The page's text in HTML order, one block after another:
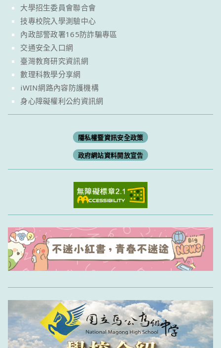
大學招生委員會聯合會
技專校院入學測驗中心
內政部警政署165防詐騙專區
交通安全入口網
臺灣教育研究資訊網
數理科教學分享網
iWIN網路內容防護機構
身心障礙權利公約資訊網
隱私權暨資訊安全政策
政府網站資料開放宣告